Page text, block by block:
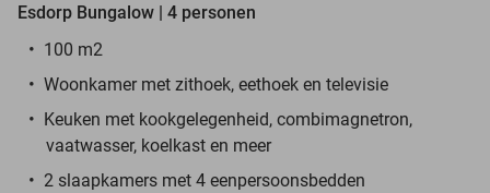
Esdorp Bungalow | 4 personen
100 m2
Woonkamer met zithoek, eethoek en televisie
Keuken met kookgelegenheid, combimagnetron,
vaatwasser, koelkast en meer
2 slaapkamers met 4 eenpersoonsbedden